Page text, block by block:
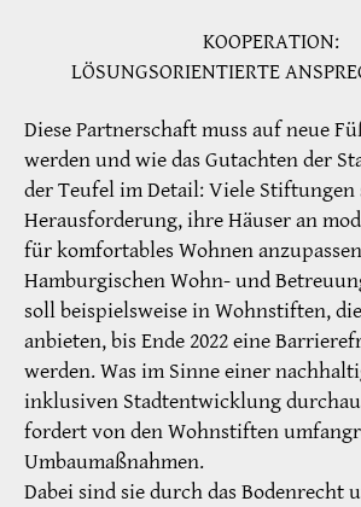
KOOPERATION:
LÖSUNGSORIENTIERTE
Diese Partnerschaft muss auf neue
werden und wie das Gutachten der
der Teufel im Detail: Viele Stiftungen
Herausforderung, ihre Häuser an
für komfortables Wohnen
Hamburgischen Wohn- und
soll beispielsweise in Wohnstiften,
anbieten, bis Ende 2022 eine
werden. Was im Sinne einer
inklusiven Stadtentwicklung
fordert von den Wohnstiften
Umbaumaßnahmen.
Dabei sind sie durch das Bodenrecht